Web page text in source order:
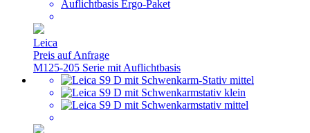
Leica
Preis auf Anfrage
M125-205 Serie mit Auflichtbasis